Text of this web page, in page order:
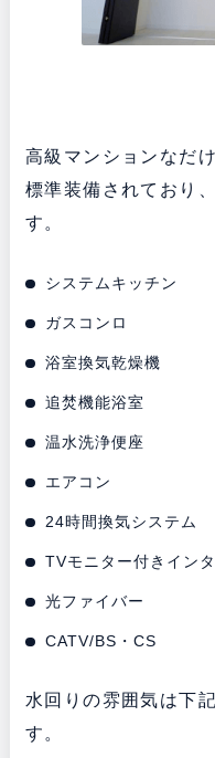
高級マンションなだ
標準装備されており
す。
システムキッチン
ガスコンロ
浴室換気乾燥機
追焚機能浴室
温水洗浄便座
エアコン
24時間換気システム
TVモニター付きイン
光ファイバー
CATV/BS・CS
水回りの雰囲気は下
す。